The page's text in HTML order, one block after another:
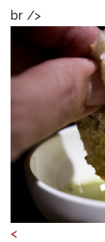
br />
<